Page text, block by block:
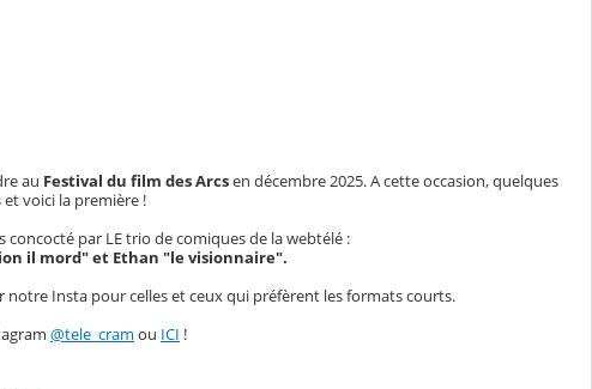
au Festival du film des Arcsen décembre 2025. A cette occasion, quelques
voici la première !
par LE trio de comiques de la webtélé :
il mord" et Ethan "le visionnaire".
Insta pour celles et ceux qui préfèrent les formats courts.
@tele_cram ou ICI !